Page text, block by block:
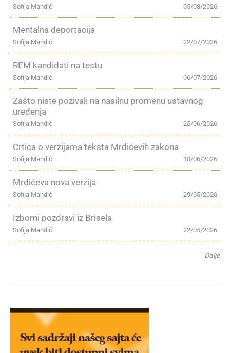
05/08/2026
Sofija Mandić
Mentalna deportacija
22/07/2026
Sofija Mandić
REM kandidati na testu
06/07/2026
Sofija Mandić
Zašto niste pozivali na nasilnu promenu ustavnog
uređenja
25/06/2026
Sofija Mandić
Crtica o verzijama teksta Mrdićevih zakona
18/06/2026
Sofija Mandić
Mrdićeva nova verzija
29/05/2026
Sofija Mandić
Izborni pozdravi iz Brisela
22/05/2026
Sofija Mandić
Dalje